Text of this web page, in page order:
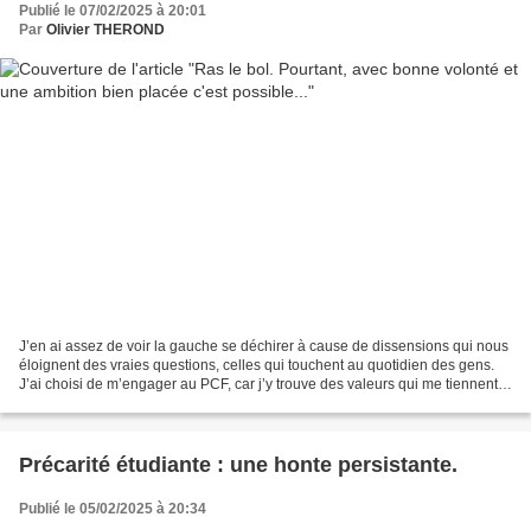
Publié le 07/02/2025 à 20:01
Par Olivier THEROND
J’en ai assez de voir la gauche se déchirer à cause de dissensions qui nous
éloignent des vraies questions, celles qui touchent au quotidien des gens.
J’ai choisi de m’engager au PCF, car j’y trouve des valeurs qui me tiennent à
Précarité étudiante : une honte persistante.
Publié le 05/02/2025 à 20:34